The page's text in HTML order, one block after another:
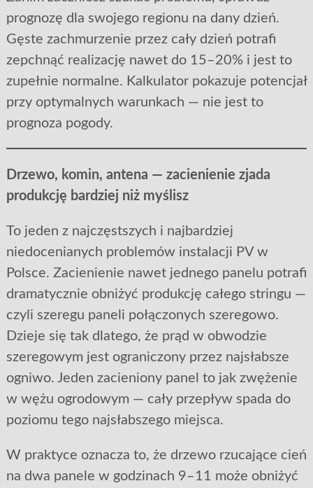
prognozę dla swojego regionu na dany dzień.
Gęste zachmurzenie przez cały dzień potrafi
zepchnąć realizację nawet do 15–20% i jest to
zupełnie normalne. Kalkulator pokazuje potencjał
przy optymalnych warunkach — nie jest to
prognoza pogody.
Drzewo, komin, antena — zacienienie zjada
produkcję bardziej niż myślisz
To jeden z najczęstszych i najbardziej
niedocenianych problemów instalacji PV w
Polsce. Zacienienie nawet jednego panelu potrafi
dramatycznie obniżyć produkcję całego stringu —
czyli szeregu paneli połączonych szeregowo.
Dzieje się tak dlatego, że prąd w obwodzie
szeregowym jest ograniczony przez najsłabsze
ogniwo. Jeden zacieniony panel to jak zwężenie
w wężu ogrodowym — cały przepływ spada do
poziomu tego najsłabszego miejsca.
W praktyce oznacza to, że drzewo rzucające cień
na dwa panele w godzinach 9–11 może obniżyć